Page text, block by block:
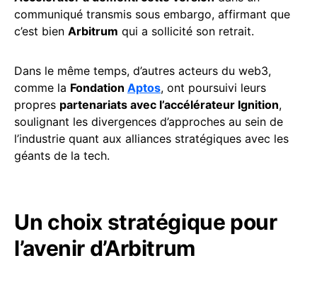
communiqué transmis sous embargo, affirmant que
c’est bien Arbitrum qui a sollicité son retrait.
Dans le même temps, d’autres acteurs du web3,
comme la Fondation Aptos, ont poursuivi leurs
propres partenariats avec l’accélérateur Ignition,
soulignant les divergences d’approches au sein de
l’industrie quant aux alliances stratégiques avec les
géants de la tech.
Un choix stratégique pour
l’avenir d’Arbitrum